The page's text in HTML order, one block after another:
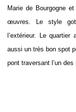
Marie de Bourgogne
œuvres. Le style
l’extérieur. Le
aussi un très bon spot
pont traversant l’un